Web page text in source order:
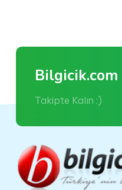
Takipte Kalın :)